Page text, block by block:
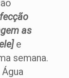
as
e
semana.